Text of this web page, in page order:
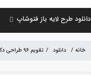
دانلود طرح لایه باز فتوشاپ
خانه / دانلود / تقویم ۹۶ طراحی دکوراسیون